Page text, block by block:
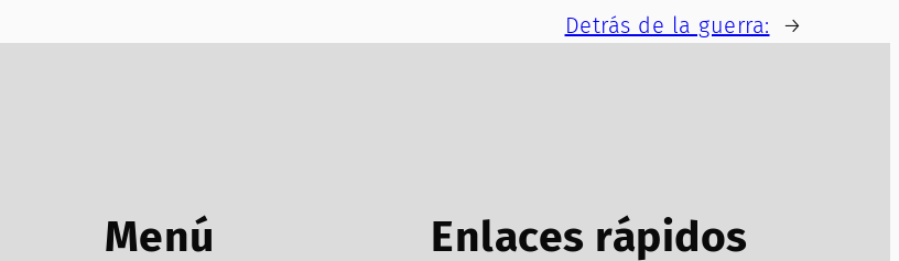
Detrás de la guerra: →
Menú Enlaces rápidos